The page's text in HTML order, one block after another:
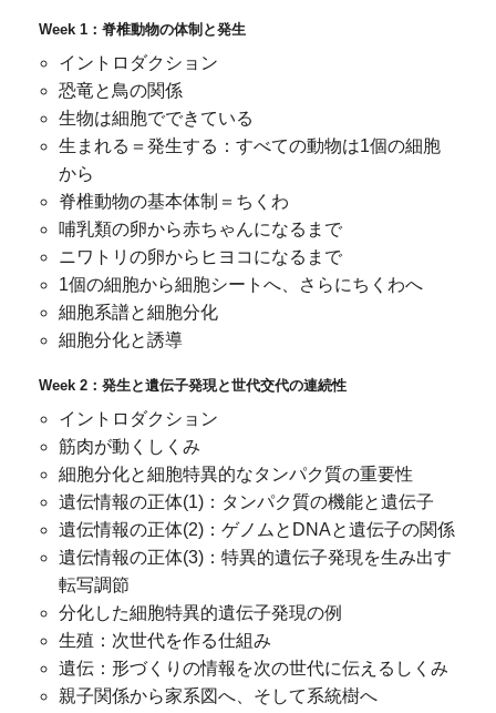
Week 1：脊椎動物の体制と発生
イントロダクション
恐竜と鳥の関係
生物は細胞でできている
生まれる＝発生する：すべての動物は1個の細胞
から
脊椎動物の基本体制＝ちくわ
哺乳類の卵から赤ちゃんになるまで
ニワトリの卵からヒヨコになるまで
1個の細胞から細胞シートへ、さらにちくわへ
細胞系譜と細胞分化
細胞分化と誘導
Week 2：発生と遺伝子発現と世代交代の連続性
イントロダクション
筋肉が動くしくみ
細胞分化と細胞特異的なタンパク質の重要性
遺伝情報の正体(1)：タンパク質の機能と遺伝子
遺伝情報の正体(2)：ゲノムとDNAと遺伝子の関係
遺伝情報の正体(3)：特異的遺伝子発現を生み出す
転写調節
分化した細胞特異的遺伝子発現の例
生殖：次世代を作る仕組み
遺伝：形づくりの情報を次の世代に伝えるしくみ
親子関係から家系図へ、そして系統樹へ